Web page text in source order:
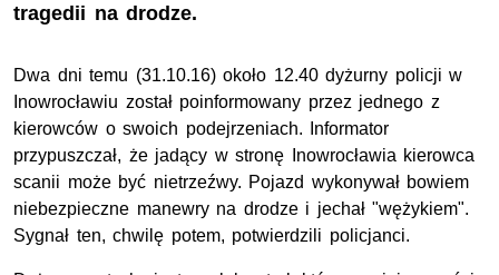
tragedii na drodze.
Dwa dni temu (31.10.16) około 12.40 dyżurny policji w
Inowrocławiu został poinformowany przez jednego z
kierowców o swoich podejrzeniach. Informator
przypuszczał, że jadący w stronę Inowrocławia kierowca
scanii może być nietrzeźwy. Pojazd wykonywał bowiem
niebezpieczne manewry na drodze i jechał "wężykiem".
Sygnał ten, chwilę potem, potwierdzili policjanci.